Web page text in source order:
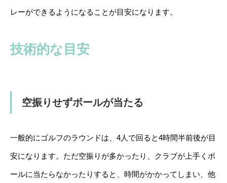
レーができるようになることが目安になります。
技術的な目安
空振りせずボールが当たる
一般的にゴルフのラウンドは、4人で回ると4時間半前後が目
安になります。ただ空振りが多かったり、クラブが上手くボ
ールに当たらなかったりすると、時間がかかってしまい、他